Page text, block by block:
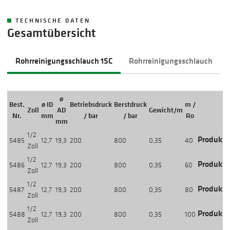
TECHNISCHE DATEN
Gesamtübersicht
Rohrreinigungsschlauch 1SC Rohrreinigungsschlauch
Best.
Nr.
Zoll
ø ID
mm
ø
AD
mm
Betriebsdruck
/ bar
Berstdruck
/ bar
Gewicht/m
m /
Ro
5485
1/2
Zoll
12,7 19,3 200 800 0,35 40
5486
1/2
Zoll
12,7 19,3 200 800 0,35 60
5487
1/2
Zoll
12,7 19,3 200 800 0,35 80
5488
1/2
Zoll
12,7 19,3 200 800 0,35 100